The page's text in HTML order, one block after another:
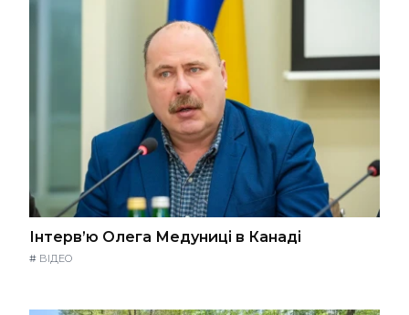
Інтерв’ю Олега Медуниці в Канаді
# ВІДЕО